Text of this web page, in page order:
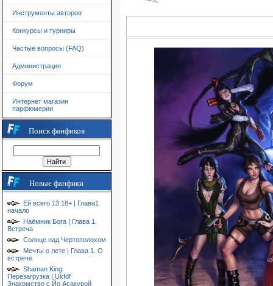
Инструменты авторов
Конкурсы и турниры
Частые вопросы (FAQ)
Администрация
Форум
Интернет магазин
парфюмерии
Поиск фанфиков
Новые фанфики
Ей всего 13 18+ | Глава1
начало
Наёмник Бога | Глава 1.
Встреча
Солнце над Чертополохом
Мечты о лете | Глава 1. О
встрече
Shaman King.
Перезагрузка | Ukfdf
Знакомство с Йо Асакурой